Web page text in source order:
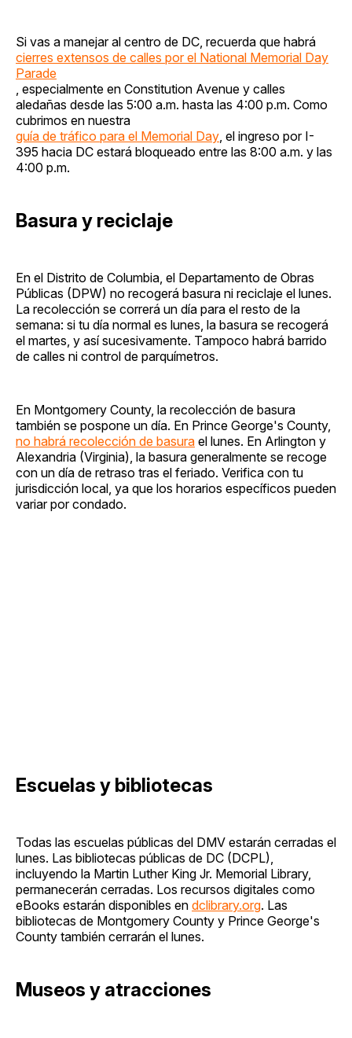
Si vas a manejar al centro de DC, recuerda que habrá
cierres extensos de calles por el National Memorial Day
Parade
, especialmente en Constitution Avenue y calles
aledañas desde las 5:00 a.m. hasta las 4:00 p.m. Como
cubrimos en nuestra
guía de tráfico para el Memorial Day, el ingreso por I-
395 hacia DC estará bloqueado entre las 8:00 a.m. y las
4:00 p.m.
Basura y reciclaje
En el Distrito de Columbia, el Departamento de Obras
Públicas (DPW) no recogerá basura ni reciclaje el lunes.
La recolección se correrá un día para el resto de la
semana: si tu día normal es lunes, la basura se recogerá
el martes, y así sucesivamente. Tampoco habrá barrido
de calles ni control de parquímetros.
En Montgomery County, la recolección de basura
también se pospone un día. En Prince George's County,
no habrá recolección de basura el lunes. En Arlington y
Alexandria (Virginia), la basura generalmente se recoge
con un día de retraso tras el feriado. Verifica con tu
jurisdicción local, ya que los horarios específicos pueden
variar por condado.
Escuelas y bibliotecas
Todas las escuelas públicas del DMV estarán cerradas el
lunes. Las bibliotecas públicas de DC (DCPL),
incluyendo la Martin Luther King Jr. Memorial Library,
permanecerán cerradas. Los recursos digitales como
eBooks estarán disponibles en dclibrary.org. Las
bibliotecas de Montgomery County y Prince George's
County también cerrarán el lunes.
Museos y atracciones